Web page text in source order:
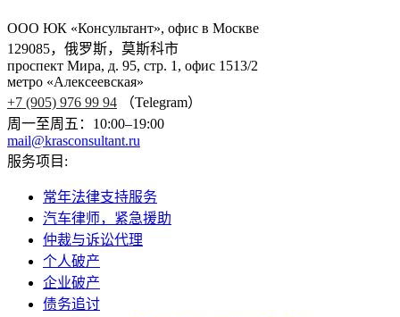
ООО ЮК «Консультант», офис в Москве
129085，俄罗斯，莫斯科市
проспект Мира, д. 95, стр. 1, офис 1513/2
метро «Алексеевская»
+7 (905) 976 99 94 （Telegram）
周一至周五：10:00–19:00
mail@krasconsultant.ru
服务项目:
常年法律支持服务
汽车律师，紧急援助
仲裁与诉讼代理
个人破产
企业破产
债务追讨